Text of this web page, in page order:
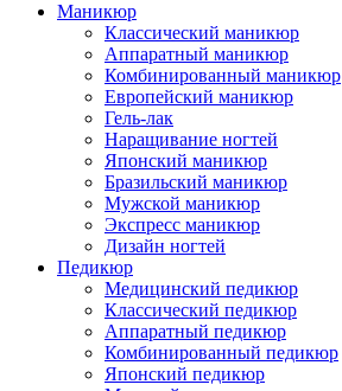
Маникюр
Классический маникюр
Аппаратный маникюр
Комбинированный маникюр
Европейский маникюр
Гель-лак
Наращивание ногтей
Японский маникюр
Бразильский маникюр
Мужской маникюр
Экспресс маникюр
Дизайн ногтей
Педикюр
Медицинский педикюр
Классический педикюр
Аппаратный педикюр
Комбинированный педикюр
Японский педикюр